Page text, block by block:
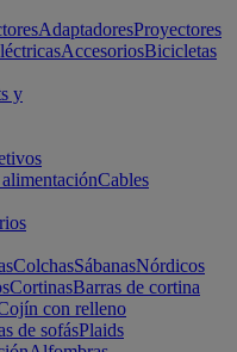
AdaptadoresProyectores
AccesoriosBicicletas
y
Cables
ColchasSábanasNórdicos
CortinasBarras de cortina
con relleno
de sofásPlaids